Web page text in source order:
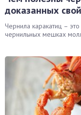
доказанных
Чернила каракатиц –
чернильных мешках